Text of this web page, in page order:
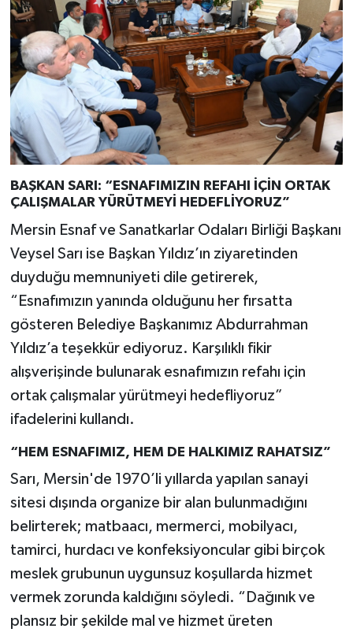
BAŞKAN SARI: “ESNAFIMIZIN REFAHI İÇİN ORTAK
ÇALIŞMALAR YÜRÜTMEYİ HEDEFLİYORUZ”
Mersin Esnaf ve Sanatkarlar Odaları Birliği Başkanı
Veysel Sarı ise Başkan Yıldız’ın ziyaretinden
duyduğu memnuniyeti dile getirerek,
“Esnafımızın yanında olduğunu her fırsatta
gösteren Belediye Başkanımız Abdurrahman
Yıldız’a teşekkür ediyoruz. Karşılıklı fikir
alışverişinde bulunarak esnafımızın refahı için
ortak çalışmalar yürütmeyi hedefliyoruz”
ifadelerini kullandı.
“HEM ESNAFIMIZ, HEM DE HALKIMIZ RAHATSIZ”
Sarı, Mersin'de 1970’li yıllarda yapılan sanayi
sitesi dışında organize bir alan bulunmadığını
belirterek; matbaacı, mermerci, mobilyacı,
tamirci, hurdacı ve konfeksiyoncular gibi birçok
meslek grubunun uygunsuz koşullarda hizmet
vermek zorunda kaldığını söyledi. “Dağınık ve
plansız bir şekilde mal ve hizmet üreten